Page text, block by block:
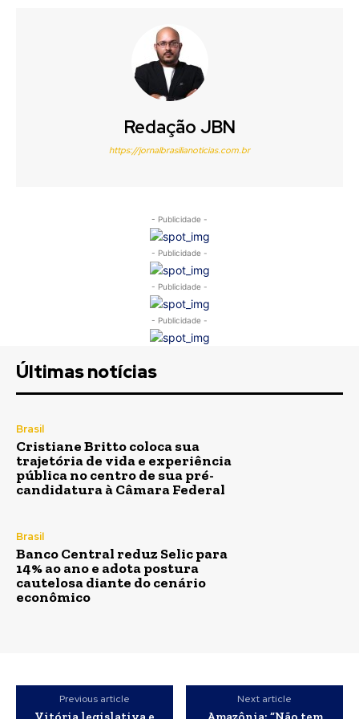
Redação JBN
https://jornalbrasilianoticias.com.br
- Publicidade -
- Publicidade -
- Publicidade -
- Publicidade -
Últimas notícias
Brasil
Cristiane Britto coloca sua
trajetória de vida e experiência
pública no centro de sua pré-
candidatura à Câmara Federal
Brasil
Banco Central reduz Selic para
14% ao ano e adota postura
cautelosa diante do cenário
econômico
Previous article Next article